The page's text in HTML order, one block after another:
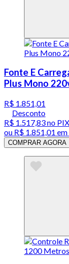
Fonte E
Plus Mono
R$ 1.851,01
Desconto
R$ 1.517,83no PIX
ou R$ 1.851,01
COMPRAR AGORA